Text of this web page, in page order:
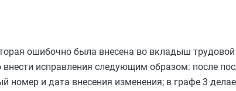
ошибочно была внесена во вкладыш
внести исправления следующим образом: после
номер и дата внесения изменения; в графе 3